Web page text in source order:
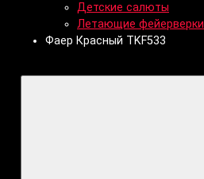
Детские салюты
Летающие фейерверки
Фаер Красный TKF533